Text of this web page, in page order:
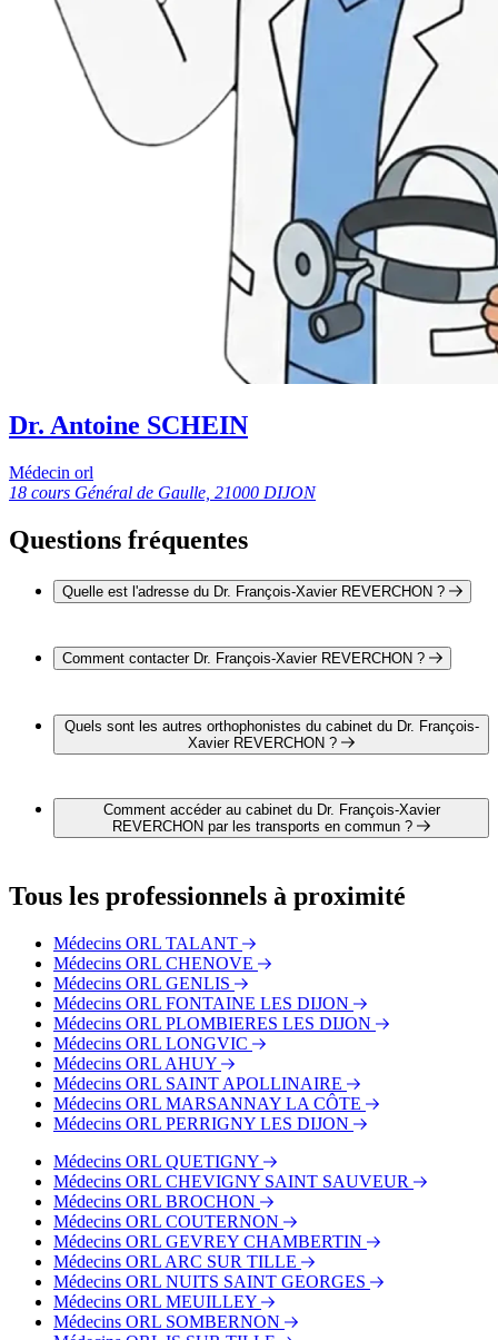
Dr. Antoine SCHEIN
Médecin orl
18 cours Général de Gaulle, 21000 DIJON
Questions fréquentes
Quelle est l'adresse du Dr. François-Xavier REVERCHON ?
cours Général de Gaulle 21000 DIJON
Comment contacter Dr. François-Xavier REVERCHON ?
REVERCHON par téléphone au 03 80 29 45 05.
Quels sont les autres orthophonistes du cabinet du Dr. François-
Xavier REVERCHON ?
François-Xavier REVERCHON :
Dr. Antoine SCHEIN
Comment accéder au cabinet du Dr. François-Xavier
REVERCHON par les transports en commun ?
proximité des arrêts suivants :
Bus - SNCF Vincenot
Bus - Avenue du Lac
Tram - 1er Mai
Tram - Jaurès
Tous les professionnels à proximité
Médecins ORL TALANT
Médecins ORL CHENOVE
Médecins ORL GENLIS
Médecins ORL FONTAINE LES DIJON
Médecins ORL PLOMBIERES LES DIJON
Médecins ORL LONGVIC
Médecins ORL AHUY
Médecins ORL SAINT APOLLINAIRE
Médecins ORL MARSANNAY LA CÔTE
Médecins ORL PERRIGNY LES DIJON
Médecins ORL QUETIGNY
Médecins ORL CHEVIGNY SAINT SAUVEUR
Médecins ORL BROCHON
Médecins ORL COUTERNON
Médecins ORL GEVREY CHAMBERTIN
Médecins ORL ARC SUR TILLE
Médecins ORL NUITS SAINT GEORGES
Médecins ORL MEUILLEY
Médecins ORL SOMBERNON